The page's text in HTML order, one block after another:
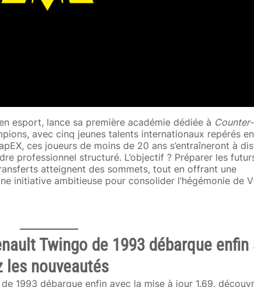
esport, lance sa première académie dédiée à
avec cinq jeunes talents internationaux repérés
ces joueurs de moins de 20 ans s’entraîneront à
professionnel structuré. L’objectif ? Préparer les
atteignent des sommets, tout en offrant une
initiative ambitieuse pour consolider l’hégémonie de
Twingo de 1993 débarque enfin
les nouveautés